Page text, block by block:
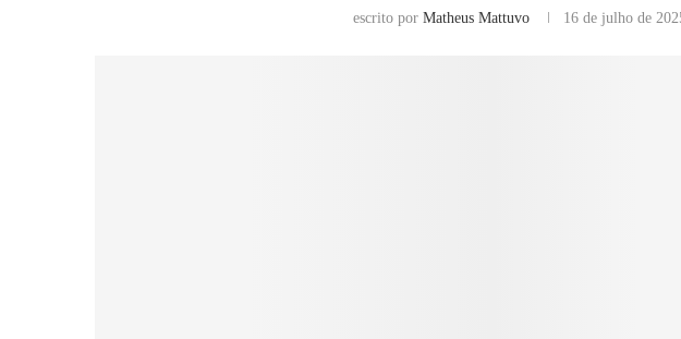
escrito por Matheus Mattuvo 16 de julho de